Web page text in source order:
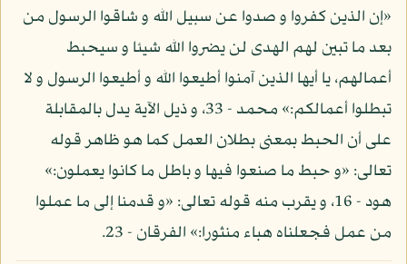
«إن الذين كفروا و صدوا عن سبيل الله و شاقوا الرسول من
بعد ما تبين لهم الهدى لن يضروا الله شيئا و سيحبط
أعمالهم، يا أيها الذين آمنوا أطيعوا الله و أطيعوا الرسول و لا
تبطلوا أعمالكم:» محمد - 33، و ذيل الآية يدل بالمقابلة
على أن الحبط بمعنى بطلان العمل كما هو ظاهر قوله
تعالى: «و حبط ما صنعوا فيها و باطل ما كانوا يعملون:»
هود - 16، و يقرب منه قوله تعالى: «و قدمنا إلى ما عملوا
من عمل فجعلناه هباء منثورا:» الفرقان - 23.